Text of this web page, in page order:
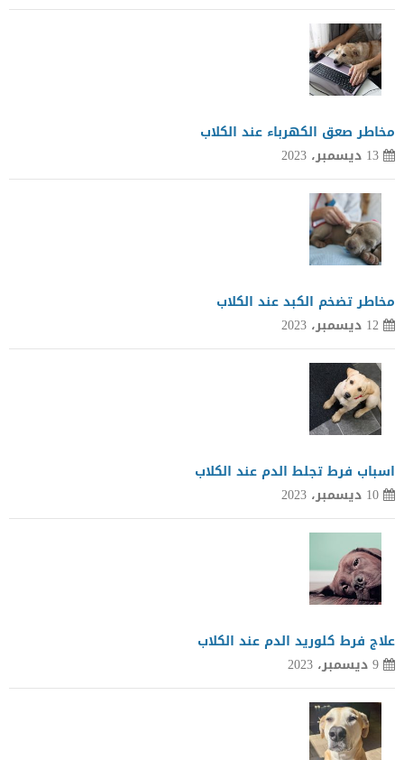
مخاطر صعق الكهرباء عند الكلاب
13 ديسمبر، 2023
مخاطر تضخم الكبد عند الكلاب
12 ديسمبر، 2023
اسباب فرط تجلط الدم عند الكلاب
10 ديسمبر، 2023
علاج فرط كلوريد الدم عند الكلاب
9 ديسمبر، 2023